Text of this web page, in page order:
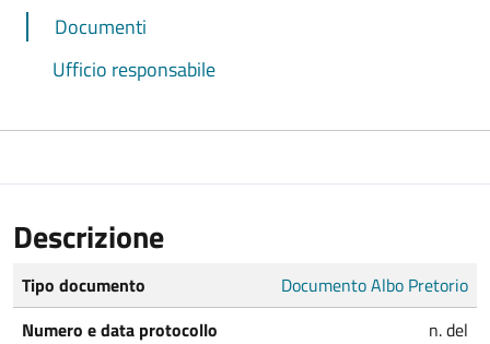
Documenti
Ufficio responsabile
Descrizione
Tipo documento
Documento Albo Pretorio
Numero e data protocollo
n. del